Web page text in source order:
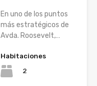
En uno de los puntos
más estratégicos de
Avda. Roosevelt,…
Habitaciones
2